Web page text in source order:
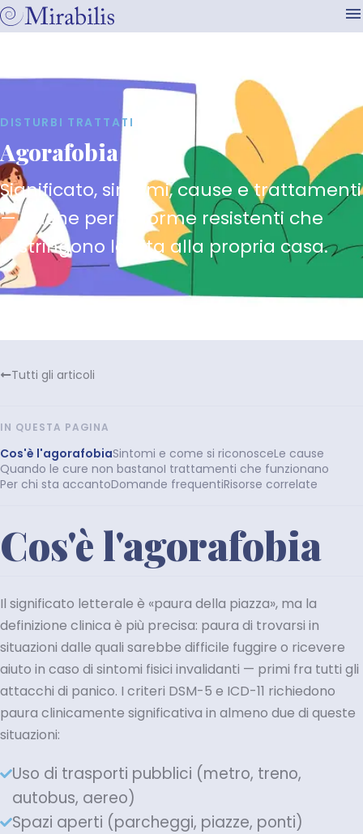
DISTURBI TRATTATI
Agorafobia
Significato, sintomi, cause e trattamenti
— anche per le forme resistenti che
restringono la vita alla propria casa.
Tutti gli articoli
IN QUESTA PAGINA
Cos'è l'agorafobiaSintomi e come si riconosceLe cause
Quando le cure non bastanoI trattamenti che funzionano
Per chi sta accantoDomande frequentiRisorse correlate
Cos'è l'agorafobia
Il significato letterale è «paura della piazza», ma la
definizione clinica è più precisa: paura di trovarsi in
situazioni dalle quali sarebbe difficile fuggire o ricevere
aiuto in caso di sintomi fisici invalidanti — primi fra tutti gli
attacchi di panico. I criteri DSM-5 e ICD-11 richiedono
paura clinicamente significativa in almeno due di queste
situazioni:
Uso di trasporti pubblici (metro, treno,
autobus, aereo)
Spazi aperti (parcheggi, piazze, ponti)